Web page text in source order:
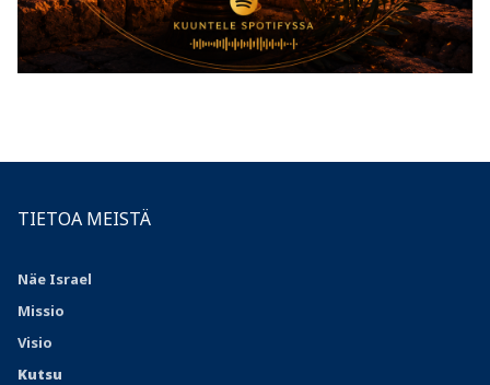
TIETOA MEISTÄ
Näe Israel
Missio
Visio
Kutsu